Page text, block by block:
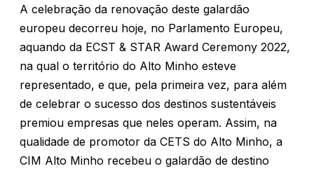
A celebração da renovação deste galardão
europeu decorreu hoje, no Parlamento Europeu,
aquando da ECST & STAR Award Ceremony 2022,
na qual o território do Alto Minho esteve
representado, e que, pela primeira vez, para além
de celebrar o sucesso dos destinos sustentáveis
premiou empresas que neles operam. Assim, na
qualidade de promotor da CETS do Alto Minho, a
CIM Alto Minho recebeu o galardão de destino